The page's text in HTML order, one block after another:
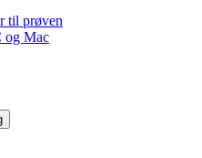
til prøven
og Mac